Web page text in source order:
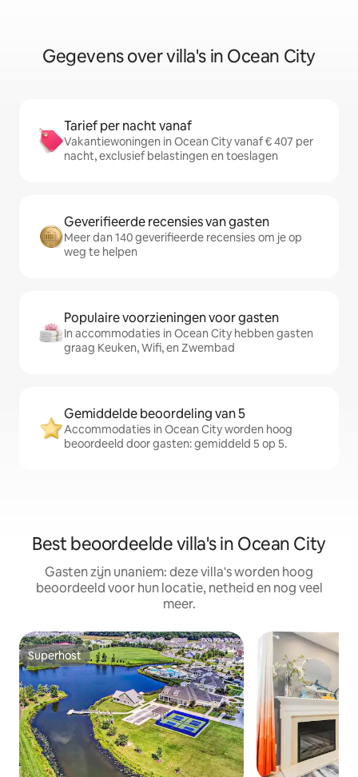
Gegevens over villa's in Ocean City
Tarief per nacht vanaf
Vakantiewoningen in Ocean City vanaf € 407 per
nacht, exclusief belastingen en toeslagen
Geverifieerde recensies van gasten
Meer dan 140 geverifieerde recensies om je op
weg te helpen
Populaire voorzieningen voor gasten
In accommodaties in Ocean City hebben gasten
graag Keuken, Wifi, en Zwembad
Gemiddelde beoordeling van 5
Accommodaties in Ocean City worden hoog
beoordeeld door gasten: gemiddeld 5 op 5.
Best beoordeelde villa's in Ocean City
Gasten zijn unaniem: deze villa's worden hoog
beoordeeld voor hun locatie, netheid en nog veel
meer.
Superhost
Superhost